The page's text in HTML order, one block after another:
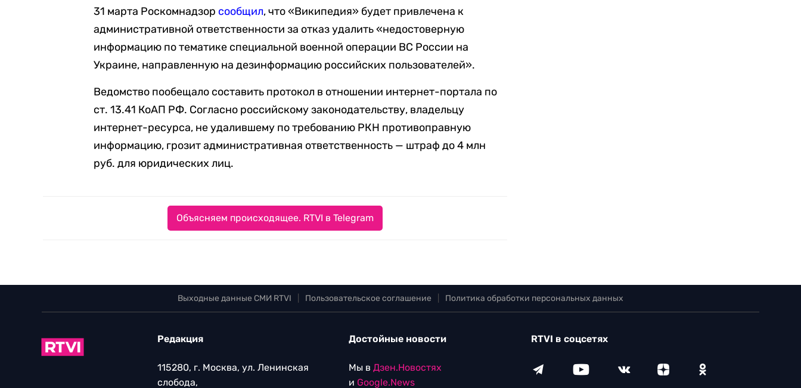
31 марта Роскомнадзор сообщил, что «Википедия» будет привлечена к
административной ответственности за отказ удалить «недостоверную
информацию по тематике специальной военной операции ВС России на
Украине, направленную на дезинформацию российских пользователей».
Ведомство пообещало составить протокол в отношении интернет-портала по
ст. 13.41 КоАП РФ. Согласно российскому законодательству, владельцу
интернет-ресурса, не удалившему по требованию РКН противоправную
информацию, грозит административная ответственность — штраф до 4 млн
руб. для юридических лиц.
Объясняем происходящее. RTVI в Telegram
Выходные данные СМИ RTVI Пользовательское соглашение Политика обработки персональных данных
Редакция
115280, г. Москва, ул. Ленинская
слобода,
Достойные новости
Мы в Дзен.Новостях
и Google.News
RTVI в соцсетях